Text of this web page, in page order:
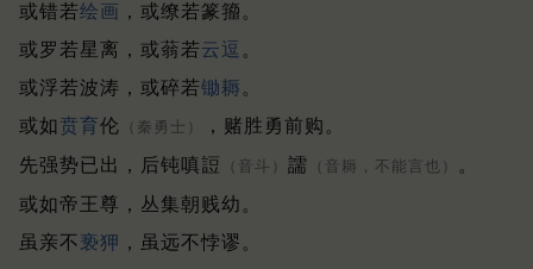
或错若绘画 ，或缭若篆籀。
或罗若星离，或蓊若云逗 。
或浮若波涛，或碎若锄耨 。
或如贲育伦 （秦勇士）
，赌胜勇前购。
先强势已出，后钝嗔䛠
（音斗） 譳 （音耨，不能言也）
。
或如帝王尊，丛集朝贱幼。
虽亲不亵狎 ，虽远不悖谬。